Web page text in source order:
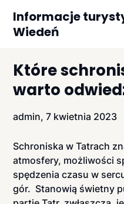
content
Informacje
Wiedeń
Które
warto
admin,7 kwietnia 2023
Schroniska w Tatrach
atmosfery, możliwości
spędzenia czasu w
gór. Stanowią świetny